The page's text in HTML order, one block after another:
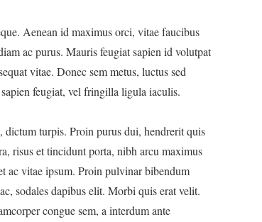
Aenean id maximus orci, vitae faucibus
ac purus. Mauris feugiat sapien id volutpat
vitae. Donec sem metus, luctus sed
feugiat, vel fringilla ligula iaculis.
dictum turpis. Proin purus dui, hendrerit quis
risus et tincidunt porta, nibh arcu maximus
ac vitae ipsum. Proin pulvinar bibendum
sodales dapibus elit. Morbi quis erat velit.
congue sem, a interdum ante